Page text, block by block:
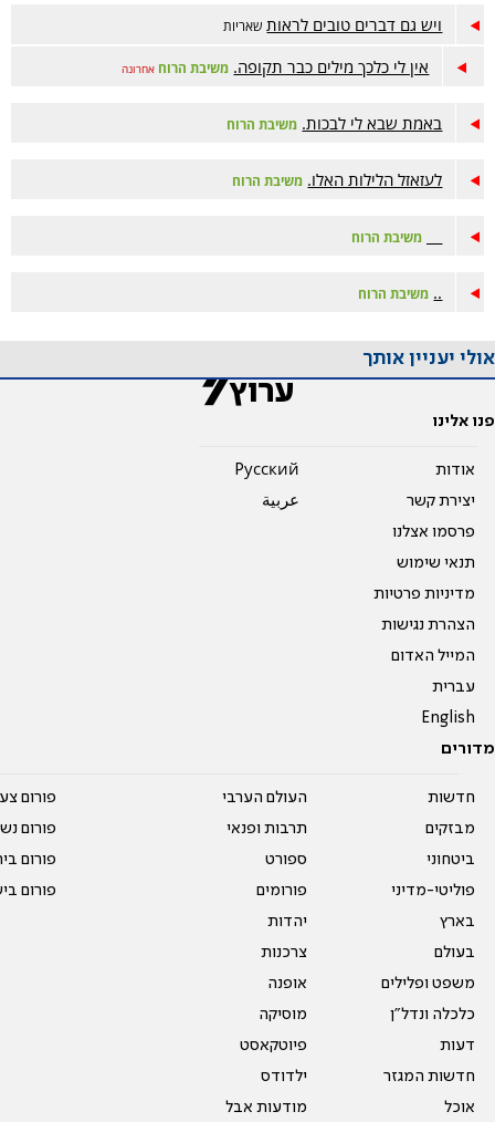
ויש גם דברים טובים לראות שאריות
אין לי כלכך מילים כבר תקופה. משיבת הרוח אחרונה
באמת שבא לי לבכות. משיבת הרוח
לעזאזל הלילות האלו. משיבת הרוח
משיבת הרוח
.. משיבת הרוח
אולי יעניין אותך
פנו אלינו
אודות
יצירת קשר
פרסמו אצלנו
תנאי שימוש
מדיניות פרטיות
הצהרת נגישות
המייל האדום
עברית
English
Pусский
عربية
מדורים
חדשות
מבזקים
ביטחוני
פוליטי-מדיני
בארץ
בעולם
משפט ופלילים
כלכלה ונדל"ן
דעות
חדשות המגזר
אוכל
העולם הערבי
תרבות ופנאי
ספורט
פורומים
יהדות
צרכנות
אופנה
מוסיקה
פיוטקאסט
ילדודס
מודעות אבל
פורום
פורום
פורום
פורום